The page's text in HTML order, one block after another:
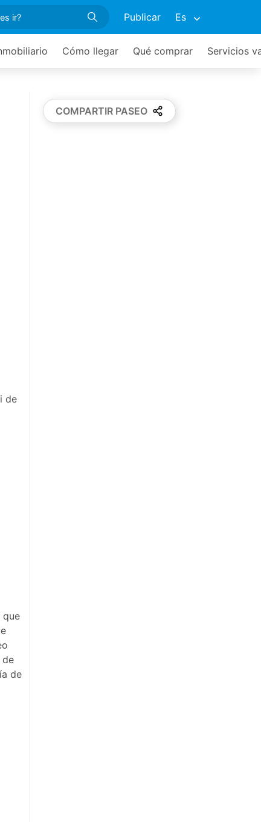
Publicar Es
Cómo llegar Qué comprar Servicios
de
que
de
de
COMPARTIR PASEO